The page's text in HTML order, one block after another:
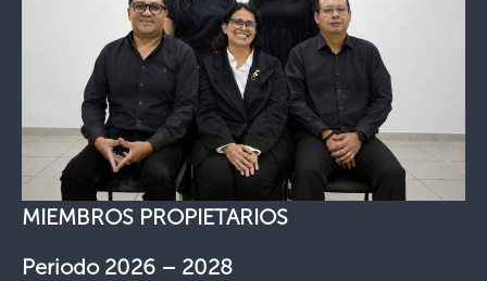
MIEMBROS PROPIETARIOS
Periodo 2026 – 2028